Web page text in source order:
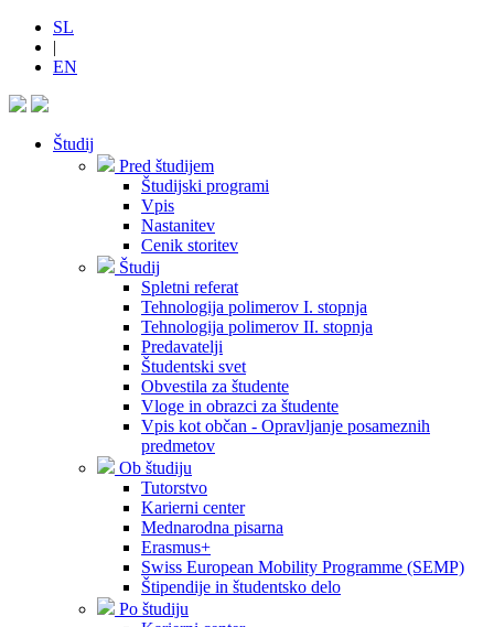
SL
|
EN
Študij
Pred študijem
Študijski programi
Vpis
Nastanitev
Cenik storitev
Študij
Spletni referat
Tehnologija polimerov I. stopnja
Tehnologija polimerov II. stopnja
Predavatelji
Študentski svet
Obvestila za študente
Vloge in obrazci za študente
Vpis kot občan - Opravljanje posameznih
predmetov
Ob študiju
Tutorstvo
Karierni center
Mednarodna pisarna
Erasmus+
Swiss European Mobility Programme (SEMP)
Štipendije in študentsko delo
Po študiju